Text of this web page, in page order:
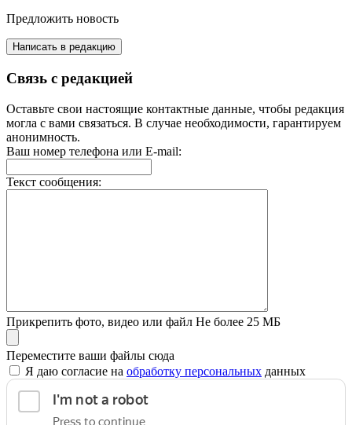
Предложить новость
Написать в редакцию
Связь с редакцией
Оставьте свои настоящие контактные данные, чтобы редакция
могла с вами связаться. В случае необходимости, гарантируем
анонимность.
Ваш номер телефона или E-mail:
Текст сообщения:
Прикрепить фото, видео или файл Не более 25 МБ
Переместите ваши файлы сюда
Я даю согласие на обработку персональных данных